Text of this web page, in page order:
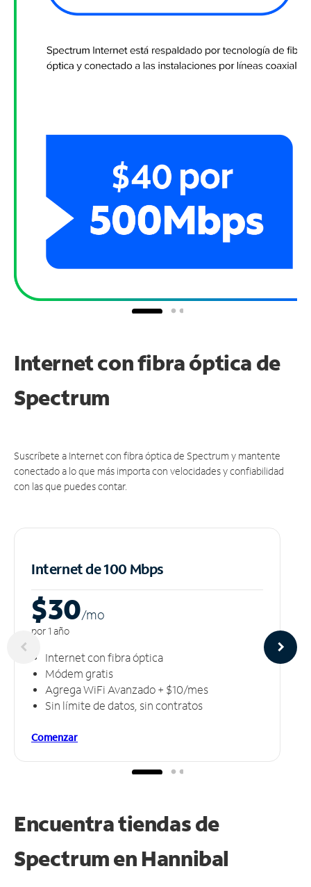
Internet con fibra óptica de
Spectrum
Suscríbete a Internet con fibra óptica de Spectrum y mantente
conectado a lo que más importa con velocidades y confiabilidad
con las que puedes contar.
Internet de 100 Mbps
$30/mo
por 1 año
Internet con fibra óptica
Módem gratis
Agrega WiFi Avanzado + $10/mes
Sin límite de datos, sin contratos
Comenzar
Encuentra tiendas de
Spectrum en Hannibal